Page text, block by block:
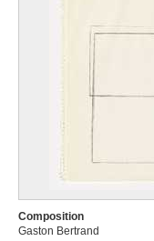
Composition
Gaston Bertrand